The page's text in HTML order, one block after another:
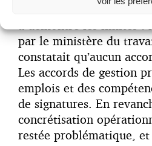
de sécurisation de
a démontré les limites :
par le ministère du
constatait qu’aucun
Les accords de gestion
emplois et des
de signatures. En
concrétisation
restée problématique,